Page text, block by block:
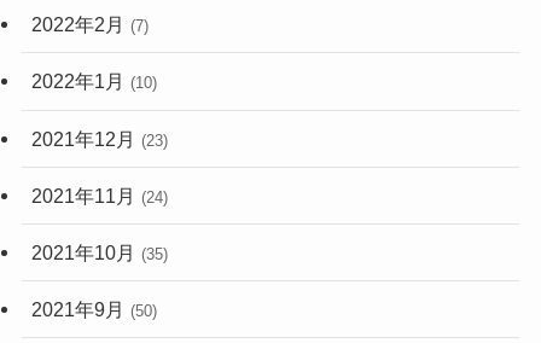
2022年2月 (7)
2022年1月 (10)
2021年12月 (23)
2021年11月 (24)
2021年10月 (35)
2021年9月 (50)